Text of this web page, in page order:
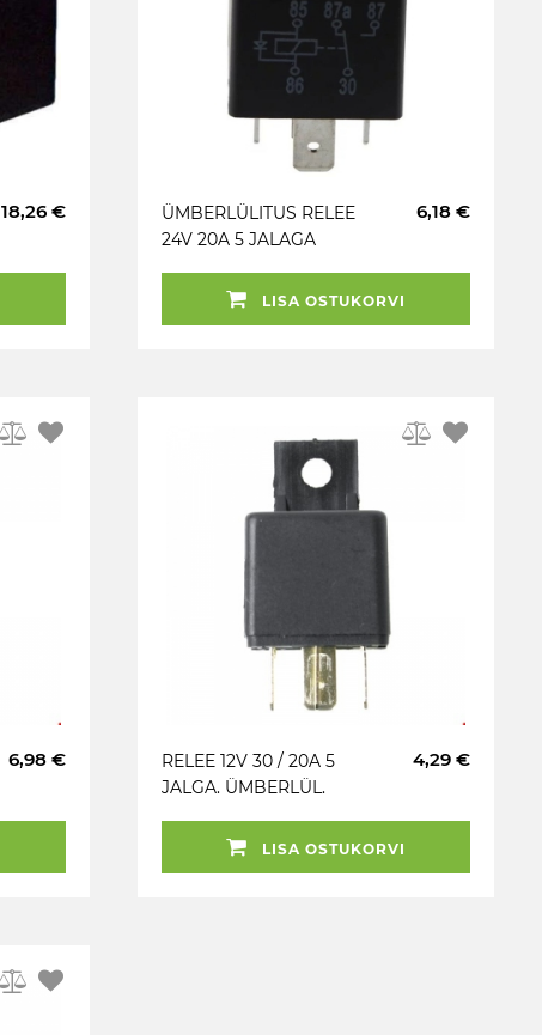
18,26 €
ÜMBERLÜLITUS RELEE
24V 20A 5 JALAGA
6,18 €
LISA OSTUKORVI
6,98 €
RELEE 12V 30 / 20A 5
JALGA. ÜMBERLÜL.
4,29 €
LISA OSTUKORVI